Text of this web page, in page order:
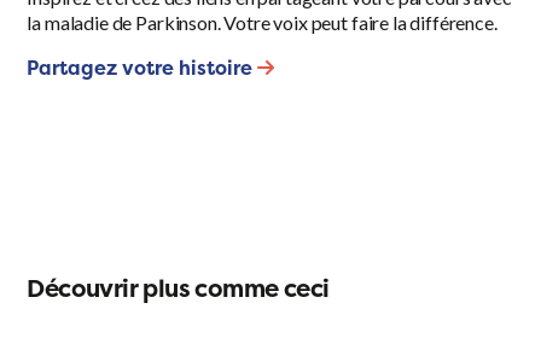
la maladie de Parkinson. Votre voix peut faire la différence.
Partagez votre histoire
Découvrir plus comme ceci